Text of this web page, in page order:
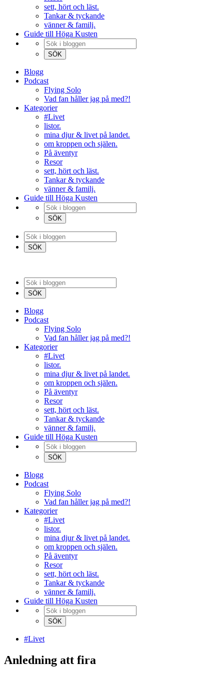
sett, hört och läst.
Tankar & tyckande
vänner & familj.
Guide till Höga Kusten
Blogg
Podcast
Flying Solo
Vad fan håller jag på med?!
Kategorier
#Livet
listor.
mina djur & livet på landet.
om kroppen och själen.
På äventyr
Resor
sett, hört och läst.
Tankar & tyckande
vänner & familj.
Guide till Höga Kusten
Blogg
Podcast
Flying Solo
Vad fan håller jag på med?!
Kategorier
#Livet
listor.
mina djur & livet på landet.
om kroppen och själen.
På äventyr
Resor
sett, hört och läst.
Tankar & tyckande
vänner & familj.
Guide till Höga Kusten
Blogg
Podcast
Flying Solo
Vad fan håller jag på med?!
Kategorier
#Livet
listor.
mina djur & livet på landet.
om kroppen och själen.
På äventyr
Resor
sett, hört och läst.
Tankar & tyckande
vänner & familj.
Guide till Höga Kusten
#Livet
Anledning att fira